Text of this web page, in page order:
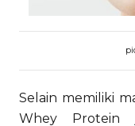
Selain memiliki
Whey Protein